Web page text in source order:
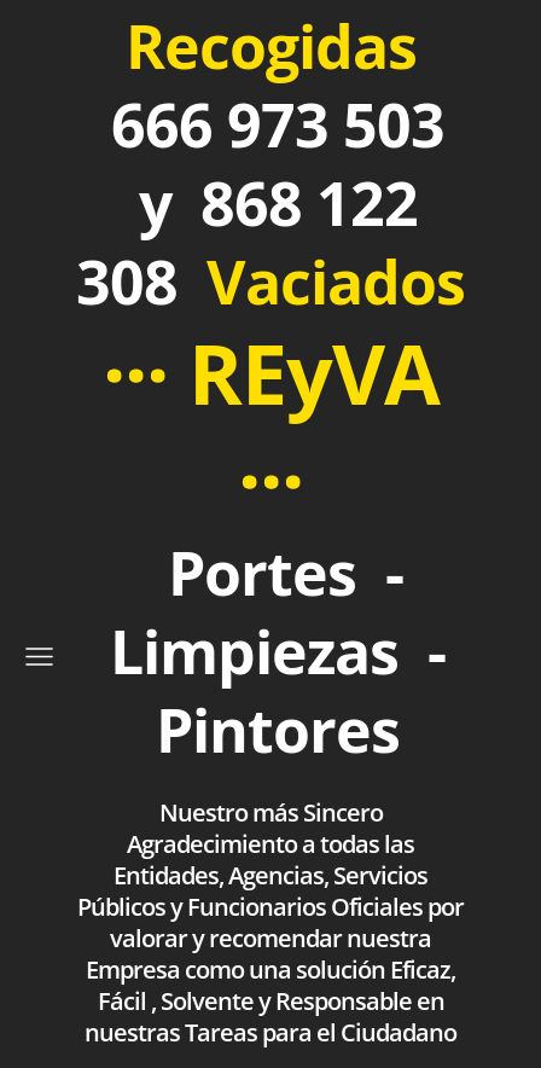
Recogidas
666 973 503
y 868 122
308 Vaciados
··· REyVA
···
Portes -
Limpiezas -
Pintores
Nuestro más Sincero
Agradecimiento a todas las
Entidades, Agencias, Servicios
Públicos y Funcionarios Oficiales por
valorar y recomendar nuestra
Empresa como una solución Eficaz,
Fácil , Solvente y Responsable en
nuestras Tareas para el Ciudadano